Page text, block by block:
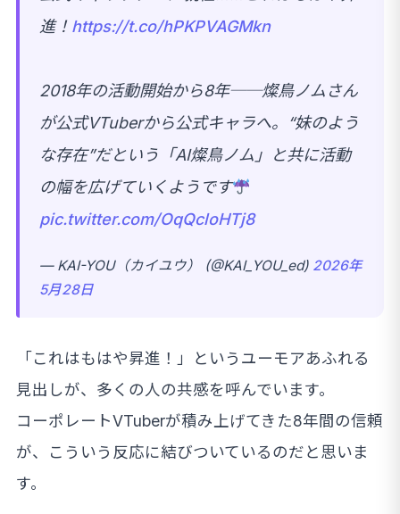
進！ https://t.co/hPKPVAGMkn
2018年の活動開始から8年──燦鳥ノムさん
が公式VTuberから公式キャラへ。“妹のよう
な存在”だという「AI燦鳥ノム」と共に活動
の幅を広げていくようです
pic.twitter.com/OqQcloHTj8
— KAI-YOU（カイユウ） (@KAI_YOU_ed) 2026年
5月28日
「これはもはや昇進！」というユーモアあふれる
見出しが、多くの人の共感を呼んでいます。
コーポレートVTuberが積み上げてきた8年間の信頼
が、こういう反応に結びついているのだと思いま
す。